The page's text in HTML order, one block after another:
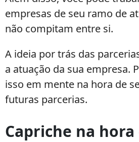
empresas de seu ramo de
não compitam entre si.
A ideia por trás das
a atuação da sua empresa.
isso em mente na hora de
futuras parcerias.
Capriche na